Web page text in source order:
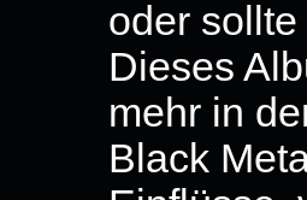
oder
Dieses
mehr in
Black